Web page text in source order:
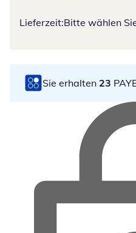
Lieferzeit:Bitte wählen
Sie erhalten 23